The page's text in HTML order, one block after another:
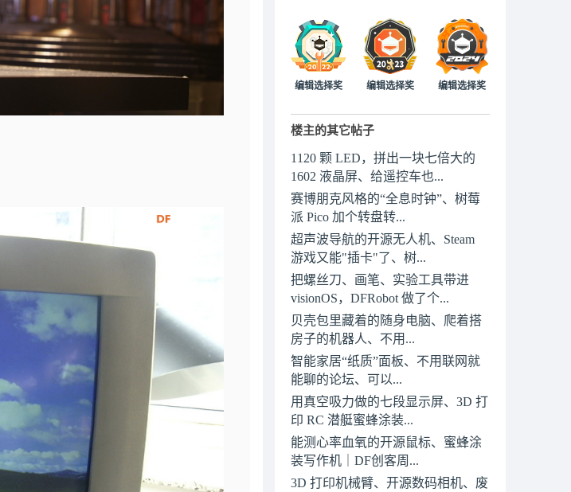
编辑选择奖 编辑选择奖 编辑选择奖
楼主的其它帖子
1120 颗 LED，拼出一块七倍大的
1602 液晶屏、给遥控车也...
赛博朋克风格的“全息时钟”、树莓
派 Pico 加个转盘转...
超声波导航的开源无人机、Steam
游戏又能"插卡"了、树...
把螺丝刀、画笔、实验工具带进
visionOS，DFRobot 做了个...
贝壳包里藏着的随身电脑、爬着搭
房子的机器人、不用...
智能家居“纸质”面板、不用联网就
能聊的论坛、可以...
用真空吸力做的七段显示屏、3D 打
印 RC 潜艇蜜蜂涂装...
能测心率血氧的开源鼠标、蜜蜂涂
装写作机｜DF创客周...
3D 打印机械臂、开源数码相机、废